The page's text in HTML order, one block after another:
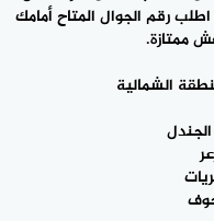
رقم الجوال المتاح أمامك
ممتازة.
الشمالية